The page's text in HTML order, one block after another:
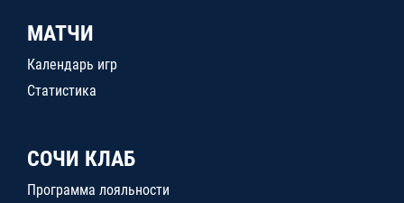
МАТЧИ
Календарь игр
Статистика
СОЧИ КЛАБ
Программа лояльности